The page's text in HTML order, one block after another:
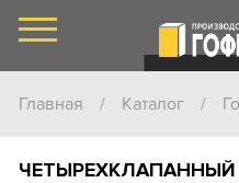
Главная / Каталог /